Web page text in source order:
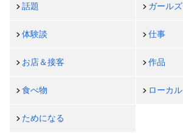
話題 ガールズ
体験談 仕事
お店＆接客 作品
食べ物 ローカル
ためになる